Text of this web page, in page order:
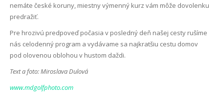
nemáte české koruny, miestny výmenný kurz vám môže dovolenku
predražiť.
Pre hrozivú predpoveď počasia v posledný deň našej cesty rušíme
nás celodenný program a vydávame sa najkratšiu cestu domov
pod olovenou oblohou v hustom daždi.
Text a foto: Miroslava Dulová
www.mdgolfphoto.com